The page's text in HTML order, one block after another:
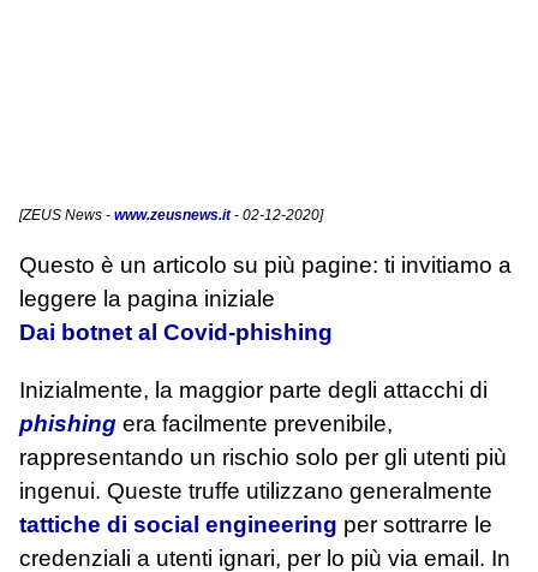
[ZEUS News - www.zeusnews.it- 02-12-2020]
Questo è un articolo su più pagine: ti invitiamo a
leggere la pagina iniziale
Dai botnet al Covid-phishing
Inizialmente, la maggior parte degli attacchi di
phishing era facilmente prevenibile,
rappresentando un rischio solo per gli utenti più
ingenui. Queste truffe utilizzano generalmente
tattiche di social engineering per sottrarre le
credenziali a utenti ignari, per lo più via email. In